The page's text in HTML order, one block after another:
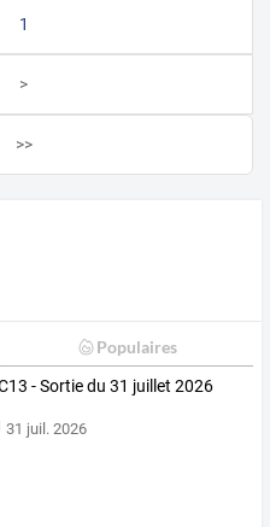
1
>
>>
Populaires
- Sortie du 31 juillet 2026
31 juil. 2026